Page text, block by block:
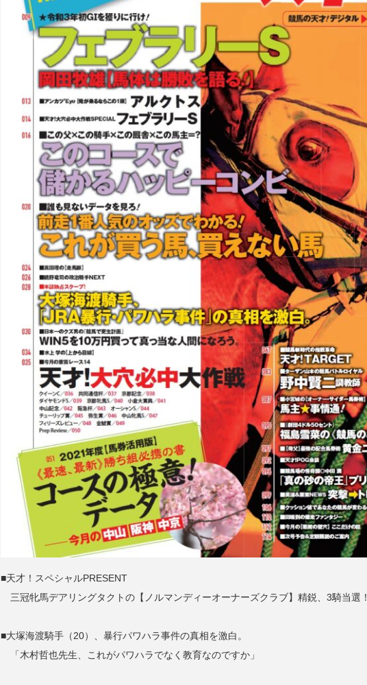
■天才！スペシャルPRESENT
三冠牝馬デアリングタクトの【ノルマンディーオーナーズクラブ】精鋭、3騎当選！
■大塚海渡騎手（20）、暴行パワハラ事件の真相を激白。
「木村哲也先生、これがパワハラでなく教育なのですか」